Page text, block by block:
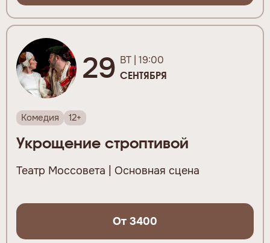
29 ВТ | 19:00
СЕНТЯБРЯ
Комедия 12+
Укрощение строптивой
Театр Моссовета | Основная сцена
От 3400